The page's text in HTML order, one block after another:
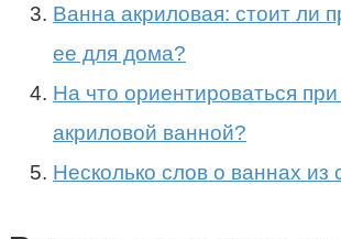
Ванна акриловая: стоит ли
ее для дома?
На что ориентироваться
акриловой ванной?
Несколько слов о ваннах из